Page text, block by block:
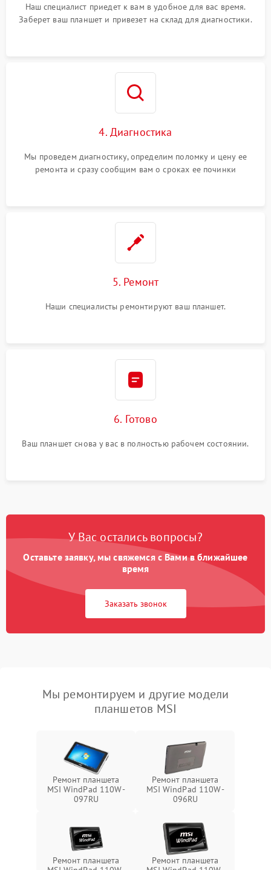
Наш специалист приедет к вам в удобное для вас время.
Заберет ваш планшет и привезет на склад для диагностики.
4. Диагностика
Мы проведем диагностику, определим поломку и цену ее
ремонта и сразу сообщим вам о сроках ее починки
5. Ремонт
Наши специалисты ремонтируют ваш планшет.
6. Готово
Ваш планшет снова у вас в полностью рабочем состоянии.
У Вас остались вопросы?
Оставьте заявку, мы свяжемся с Вами в ближайшее
время
Заказать звонок
Мы ремонтируем и другие модели
планшетов MSI
Ремонт планшета
MSI WindPad 110W-
097RU
Ремонт планшета
MSI WindPad 110W-
096RU
Ремонт планшета
Ремонт планшета